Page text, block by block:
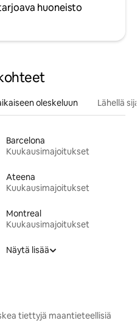
huoneisto
oleskeluun Lähellä
Barcelona
Kuukausimajoitukset
Ateena
Kuukausimajoitukset
Montreal
Kuukausimajoitukset
Näytä lisää
tiettyjä maantieteellisiä